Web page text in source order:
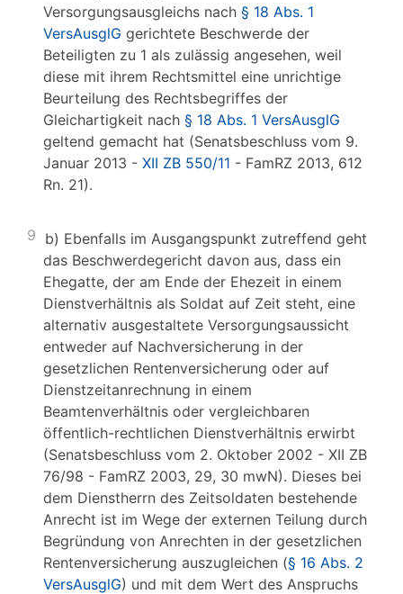
Versorgungsausgleichs nach § 18 Abs. 1
VersAusglG gerichtete Beschwerde der
Beteiligten zu 1 als zulässig angesehen, weil
diese mit ihrem Rechtsmittel eine unrichtige
Beurteilung des Rechtsbegriffes der
Gleichartigkeit nach § 18 Abs. 1 VersAusglG
geltend gemacht hat (Senatsbeschluss vom 9.
Januar 2013 - XII ZB 550/11 - FamRZ 2013, 612
Rn. 21).
9 b) Ebenfalls im Ausgangspunkt zutreffend geht
das Beschwerdegericht davon aus, dass ein
Ehegatte, der am Ende der Ehezeit in einem
Dienstverhältnis als Soldat auf Zeit steht, eine
alternativ ausgestaltete Versorgungsaussicht
entweder auf Nachversicherung in der
gesetzlichen Rentenversicherung oder auf
Dienstzeitanrechnung in einem
Beamtenverhältnis oder vergleichbaren
öffentlich-rechtlichen Dienstverhältnis erwirbt
(Senatsbeschluss vom 2. Oktober 2002 - XII ZB
76/98 - FamRZ 2003, 29, 30 mwN). Dieses bei
dem Dienstherrn des Zeitsoldaten bestehende
Anrecht ist im Wege der externen Teilung durch
Begründung von Anrechten in der gesetzlichen
Rentenversicherung auszugleichen (§ 16 Abs. 2
VersAusglG) und mit dem Wert des Anspruchs